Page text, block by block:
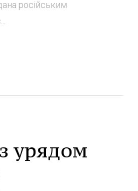
російським
урядом